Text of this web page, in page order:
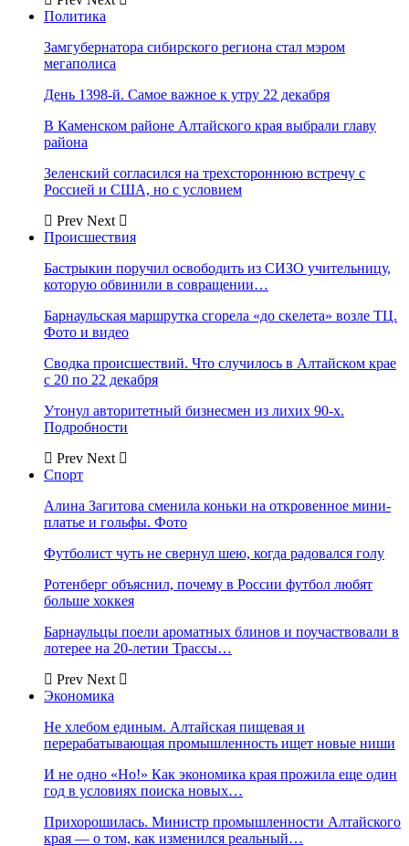
Политика
Замгубернатора сибирского региона стал мэром
мегаполиса
День 1398-й. Самое важное к утру 22 декабря
В Каменском районе Алтайского края выбрали главу
района
Зеленский согласился на трехстороннюю встречу с
Россией и США, но с условием
Prev Next
Происшествия
Бастрыкин поручил освободить из СИЗО учительницу,
которую обвинили в совращении…
Барнаульская маршрутка сгорела «до скелета» возле ТЦ.
Фото и видео
Сводка происшествий. Что случилось в Алтайском крае
с 20 по 22 декабря
Утонул авторитетный бизнесмен из лихих 90-х.
Подробности
Prev Next
Спорт
Алина Загитова сменила коньки на откровенное мини-
платье и гольфы. Фото
Футболист чуть не свернул шею, когда радовался голу
Ротенберг объяснил, почему в России футбол любят
больше хоккея
Барнаульцы поели ароматных блинов и поучаствовали в
лотерее на 20-летии Трассы…
Prev Next
Экономика
Не хлебом единым. Алтайская пищевая и
перерабатывающая промышленность ищет новые ниши
И не одно «Но!» Как экономика края прожила еще один
год в условиях поиска новых…
Прихорошилась. Министр промышленности Алтайского
края — о том, как изменился реальный…